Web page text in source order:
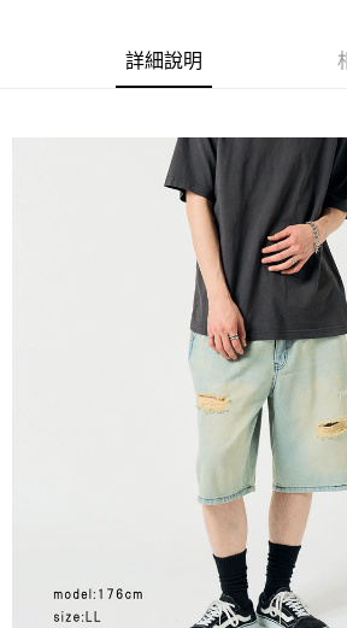
全家取貨付款
每筆NT$60，滿NT$399(含以上)免運費
每筆NT$60，滿NT$399(含以上)免運費
每筆NT$60，滿NT$399(含以上)免運費
每筆NT$150，滿NT$6,000(含以上)免運費
詳細說明